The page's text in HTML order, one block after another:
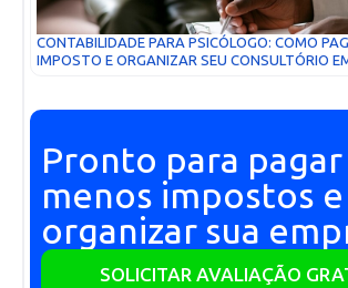
CONTABILIDADE PARA PSICÓLOGO: COMO
IMPOSTO E ORGANIZAR SEU CONSULTÓRIO
Pronto para pagar
menos impostos e
organizar sua
SOLICITAR AVALIAÇÃO